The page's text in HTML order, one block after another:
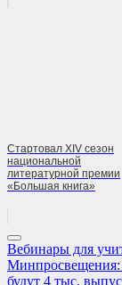
Стартовал XIV сезон
национальной
литературной премии
«Большая книга»
Навигация
по
Previous
Post:
Вебинары для
Next
Post:
Минпросвещения:
будут 4 тыс.